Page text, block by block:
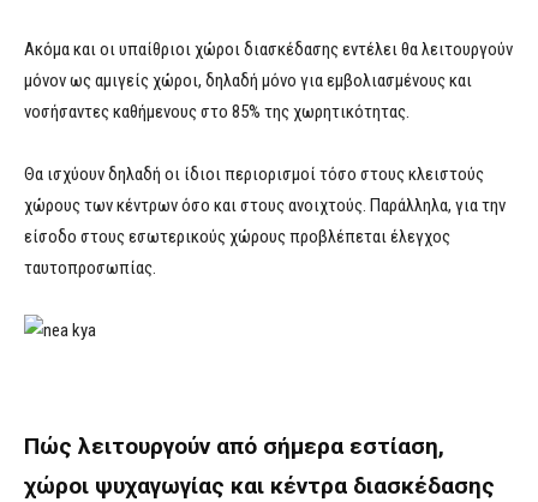
Ακόμα και οι υπαίθριοι χώροι διασκέδασης εντέλει θα λειτουργούν
μόνον ως αμιγείς χώροι, δηλαδή μόνο για εμβολιασμένους και
νοσήσαντες καθήμενους στο 85% της χωρητικότητας.
Θα ισχύουν δηλαδή οι ίδιοι περιορισμοί τόσο στους κλειστούς
χώρους των κέντρων όσο και στους ανοιχτούς. Παράλληλα, για την
είσοδο στους εσωτερικούς χώρους προβλέπεται έλεγχος
ταυτοπροσωπίας.
Πώς λειτουργούν από σήμερα εστίαση,
χώροι ψυχαγωγίας και κέντρα διασκέδασης